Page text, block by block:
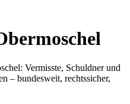
Vermisste, Schuldner und
– bundesweit, rechtssicher,